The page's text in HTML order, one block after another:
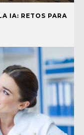
IA: RETOS PARA